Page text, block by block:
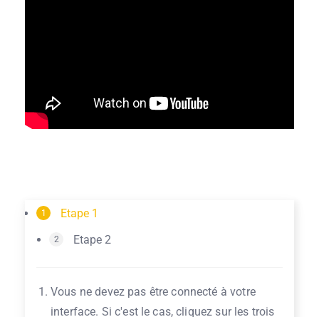
1 Etape 1
2 Etape 2
Vous ne devez pas être connecté à votre
interface. Si c'est le cas, cliquez sur les trois